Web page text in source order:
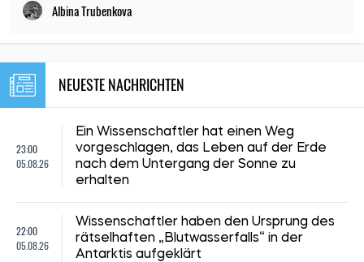
Albina Trubenkova
NEUESTE NACHRICHTEN
23:00
05.08.26
Ein Wissenschaftler hat einen Weg
vorgeschlagen, das Leben auf der Erde
nach dem Untergang der Sonne zu
erhalten
22:00
05.08.26
Wissenschaftler haben den Ursprung des
rätselhaften „Blutwasserfalls“ in der
Antarktis aufgeklärt